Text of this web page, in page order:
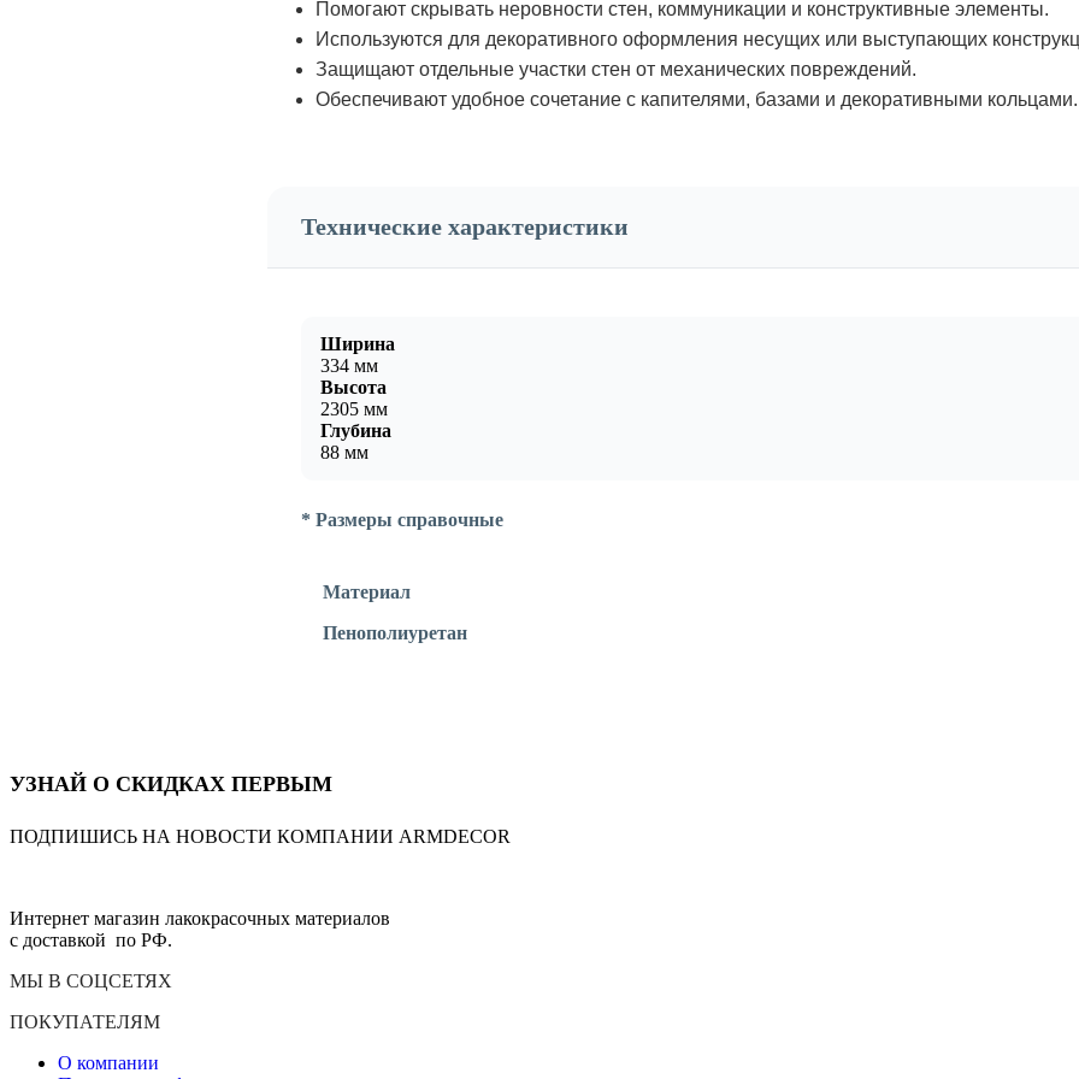
Помогают скрывать неровности стен, коммуникации и конструктивные элементы.
Используются для декоративного оформления несущих или выступающих
Защищают отдельные участки стен от механических повреждений.
Обеспечивают удобное сочетание с капителями, базами и декоративными кольцами.
Технические характеристики
Ширина
334 мм
Высота
2305 мм
Глубина
88 мм
* Размеры справочные
Материал
Пенополиуретан
УЗНАЙ О СКИДКАХ ПЕРВЫМ
ПОДПИШИСЬ НА НОВОСТИ КОМПАНИИ ARMDECOR
Интернет магазин лакокрасочных материалов
с доставкой по РФ.
МЫ В СОЦСЕТЯХ
ПОКУПАТЕЛЯМ
О компании